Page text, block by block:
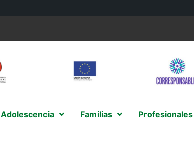
Adolescencia Familias Profesionales